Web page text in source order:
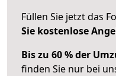
Füllen Sie jetzt das
Sie kostenlose
Bis zu 60 % der
finden Sie nur bei